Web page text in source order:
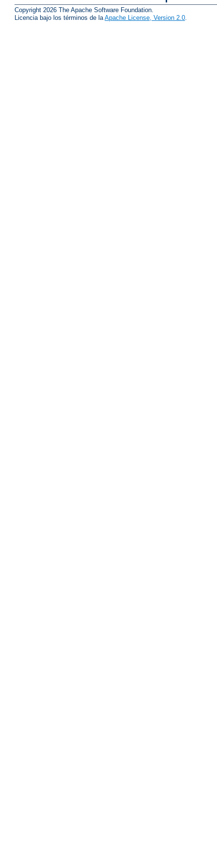
Copyright 2026 The Apache Software Foundation.
Licencia bajo los términos de laApache License, Version 2.0.